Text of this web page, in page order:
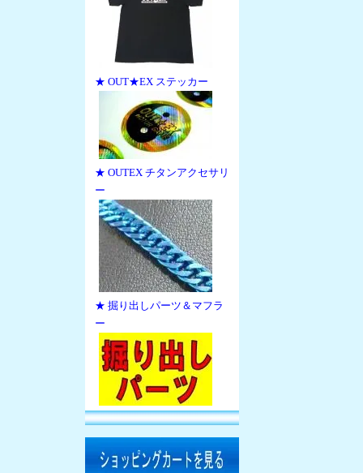
★ OUT★EX ステッカー
★ OUTEX チタンアクセサリ
ー
★ 掘り出しパーツ＆マフラ
ー